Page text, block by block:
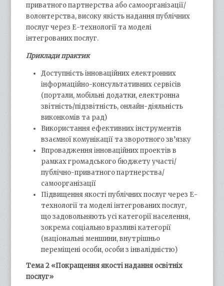
приватного партнерства або самоорганізації/
волонтерства, високу якість надання публічних
послуг через Е-технології та моделі
інтегрованих послуг.
Приклади практик
Доступність інноваційних електронних
інформаційно-консультативних сервісів
(портали, мобільні додатки, електронна
звітність/підзвітність, онлайн-діяльність
виконкомів та рад)
Використання ефективних інструментів
взаємної комунікації та зворотного зв’язку
Впровадження інноваційних проектів в
рамках громадського бюджету участі/
публічно-приватного партнерства/
самоорганізації
Підвищення якості публічних послуг через Е-
технології та моделі інтегрованих послуг,
що задовольняють усі категорії населення,
зокрема соціально вразливі категорії
(національні меншини, внутрішньо
переміщені особи, особи з інвалідністю)
Тема 2 «Покращення якості надання освітніх
послуг»